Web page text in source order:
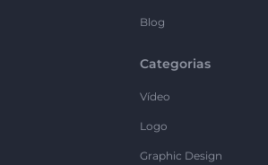
Blog
Categorias
Vídeo
Logo
Graphic Design